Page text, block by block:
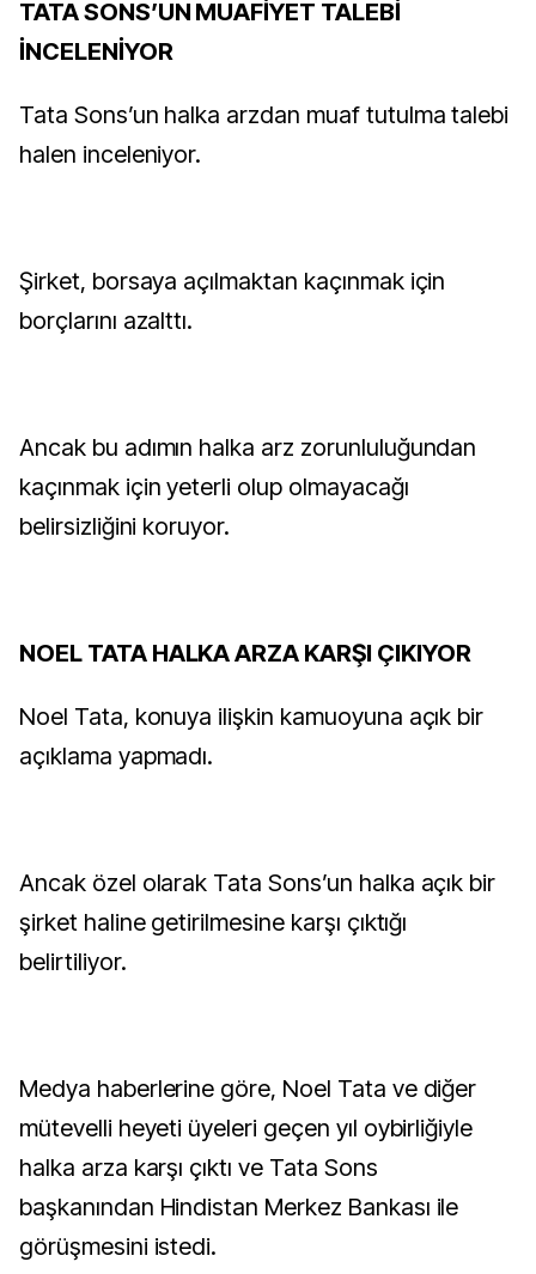
TATA SONS’UN MUAFİYET TALEBİ
İNCELENİYOR
Tata Sons’un halka arzdan muaf tutulma talebi
halen inceleniyor.
Şirket, borsaya açılmaktan kaçınmak için
borçlarını azalttı.
Ancak bu adımın halka arz zorunluluğundan
kaçınmak için yeterli olup olmayacağı
belirsizliğini koruyor.
NOEL TATA HALKA ARZA KARŞI ÇIKIYOR
Noel Tata, konuya ilişkin kamuoyuna açık bir
açıklama yapmadı.
Ancak özel olarak Tata Sons’un halka açık bir
şirket haline getirilmesine karşı çıktığı
belirtiliyor.
Medya haberlerine göre, Noel Tata ve diğer
mütevelli heyeti üyeleri geçen yıl oybirliğiyle
halka arza karşı çıktı ve Tata Sons
başkanından Hindistan Merkez Bankası ile
görüşmesini istedi.